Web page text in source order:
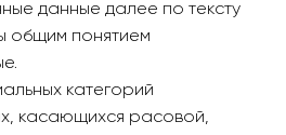
данные далее по тексту
общим понятием
категорий
касающихся расовой,